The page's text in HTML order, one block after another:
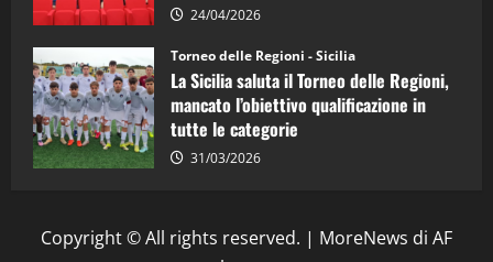
24/04/2026
Torneo delle Regioni - Sicilia
La Sicilia saluta il Torneo delle Regioni,
mancato l’obiettivo qualificazione in
tutte le categorie
31/03/2026
Copyright © All rights reserved. | MoreNews di AF